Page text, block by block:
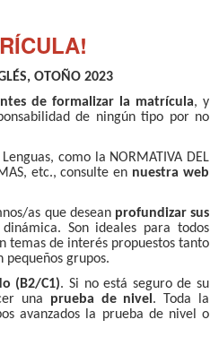
OTOÑO 2023
de formalizar la matrícula, y
de ningún tipo por no
como la NORMATIVA DEL
etc., consulte en nuestra web
as que desean profundizar sus
Son ideales para todos
temas de interés propuestos tanto
grupos.
(B2/C1). Si no está seguro de su
una prueba de nivel . Toda la
avanzados la prueba de nivel o